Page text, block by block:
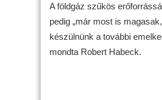
A földgáz szűkös
pedig „már most is
készülnünk a további
mondta Robert Habeck.